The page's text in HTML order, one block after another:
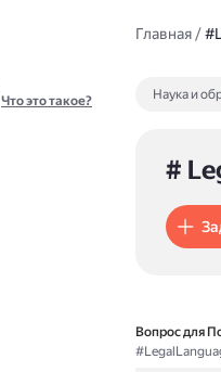
Что это такое?
Главная/
Наука и
#
Вопрос для